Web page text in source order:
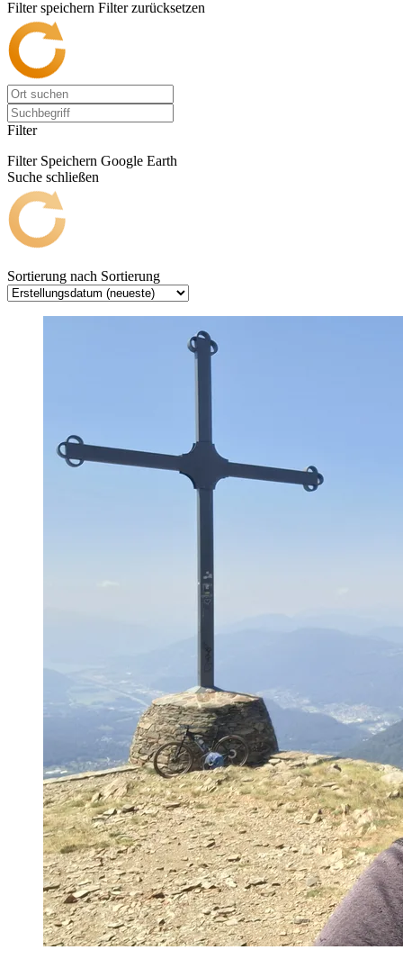
Filter speichern Filter zurücksetzen
Filter
Filter Speichern Google Earth
Suche schließen
Sortierung nach Sortierung